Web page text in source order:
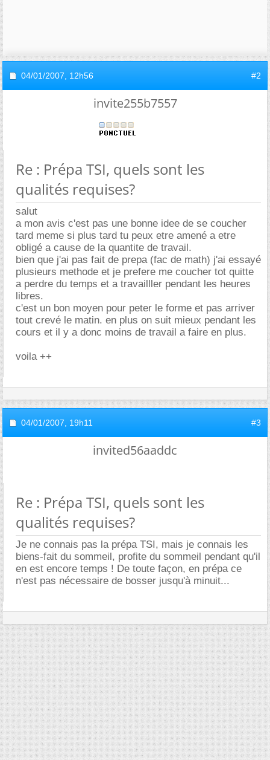
04/01/2007, 12h56 #2
invite255b7557
Re : Prépa TSI, quels sont les
qualités requises?
salut
a mon avis c'est pas une bonne idee de se coucher
tard meme si plus tard tu peux etre amené a etre
obligé a cause de la quantite de travail.
bien que j'ai pas fait de prepa (fac de math) j'ai essayé
plusieurs methode et je prefere me coucher tot quitte
a perdre du temps et a travailller pendant les heures
libres.
c'est un bon moyen pour peter le forme et pas arriver
tout crevé le matin. en plus on suit mieux pendant les
cours et il y a donc moins de travail a faire en plus.
voila ++
04/01/2007, 19h11 #3
invited56aaddc
Re : Prépa TSI, quels sont les
qualités requises?
Je ne connais pas la prépa TSI, mais je connais les
biens-fait du sommeil, profite du sommeil pendant qu'il
en est encore temps ! De toute façon, en prépa ce
n'est pas nécessaire de bosser jusqu'à minuit...